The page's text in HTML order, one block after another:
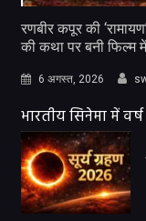
रणबीर कपूर की
की कथा पर बनी फिल्म
6 अगस्त, 2026
भारतीय सिनेमा में